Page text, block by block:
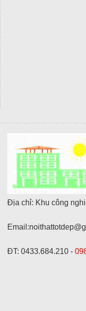
Địa chỉ: Khu công
ĐT: 0433.684.210 -